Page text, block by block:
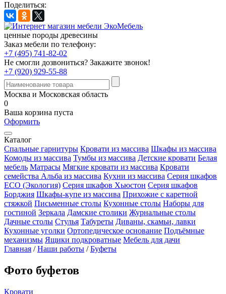
Поделиться:
ценные породы древесины
Заказ мебели по телефону:
+7 (495) 741-82-02
Не смогли дозвониться? Закажите звонок!
+7 (920) 929-55-88
Москва и Московская область
0
Ваша корзина пуста
Оформить
Каталог
Спальные гарнитуры Кровати из массива Шкафы из массива
Комоды из массива Тумбы из массива Детские кровати Белая
мебель Матрасы Мягкие кровати из массива Кровати
семейства Альба из массива Кухни из массива Серия шкафов
ECO (Экология) Серия шкафов Хьюстон Серия шкафов
Борджия Шкафы-купе из массива Прихожие с каретной
стяжкой Письменные столы Кухонные столы Наборы для
гостиной Зеркала Дамские столики Журнальные столы
Дачные столы Стулья Табуреты Диваны, скамьи, лавки
Кухонные уголки Ортопедическое основание Подъёмные
механизмы Ящики подкроватные Мебель для дачи
Главная /Наши работы /Буфеты
Фото буфетов
Кровати